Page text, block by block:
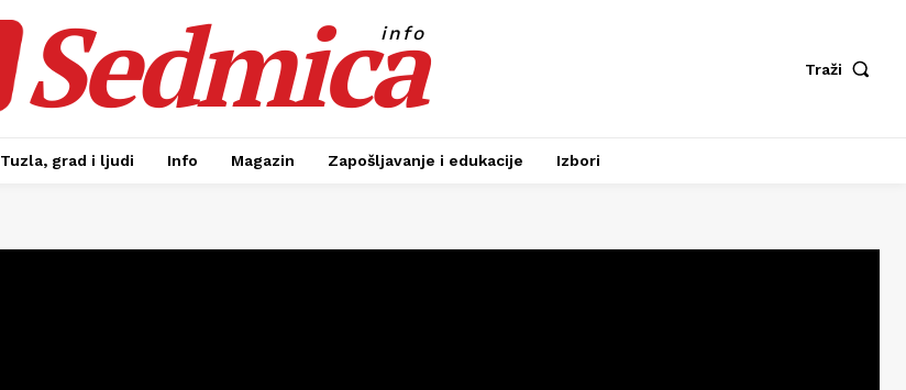
Sedmica
info
Traži
Tuzla, grad i ljudi Info Magazin Zapošljavanje i edukacije Izbori